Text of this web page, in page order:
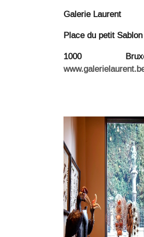
Galerie Laurent
Place du petit
1000